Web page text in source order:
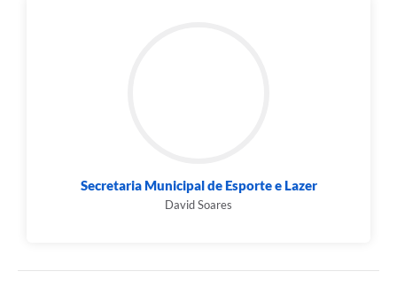
Secretaria Municipal de Esporte e Lazer
David Soares